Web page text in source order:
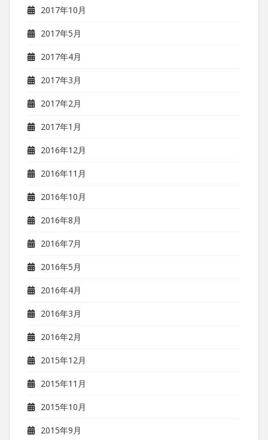
2017年10月
2017年5月
2017年4月
2017年3月
2017年2月
2017年1月
2016年12月
2016年11月
2016年10月
2016年8月
2016年7月
2016年5月
2016年4月
2016年3月
2016年2月
2015年12月
2015年11月
2015年10月
2015年9月